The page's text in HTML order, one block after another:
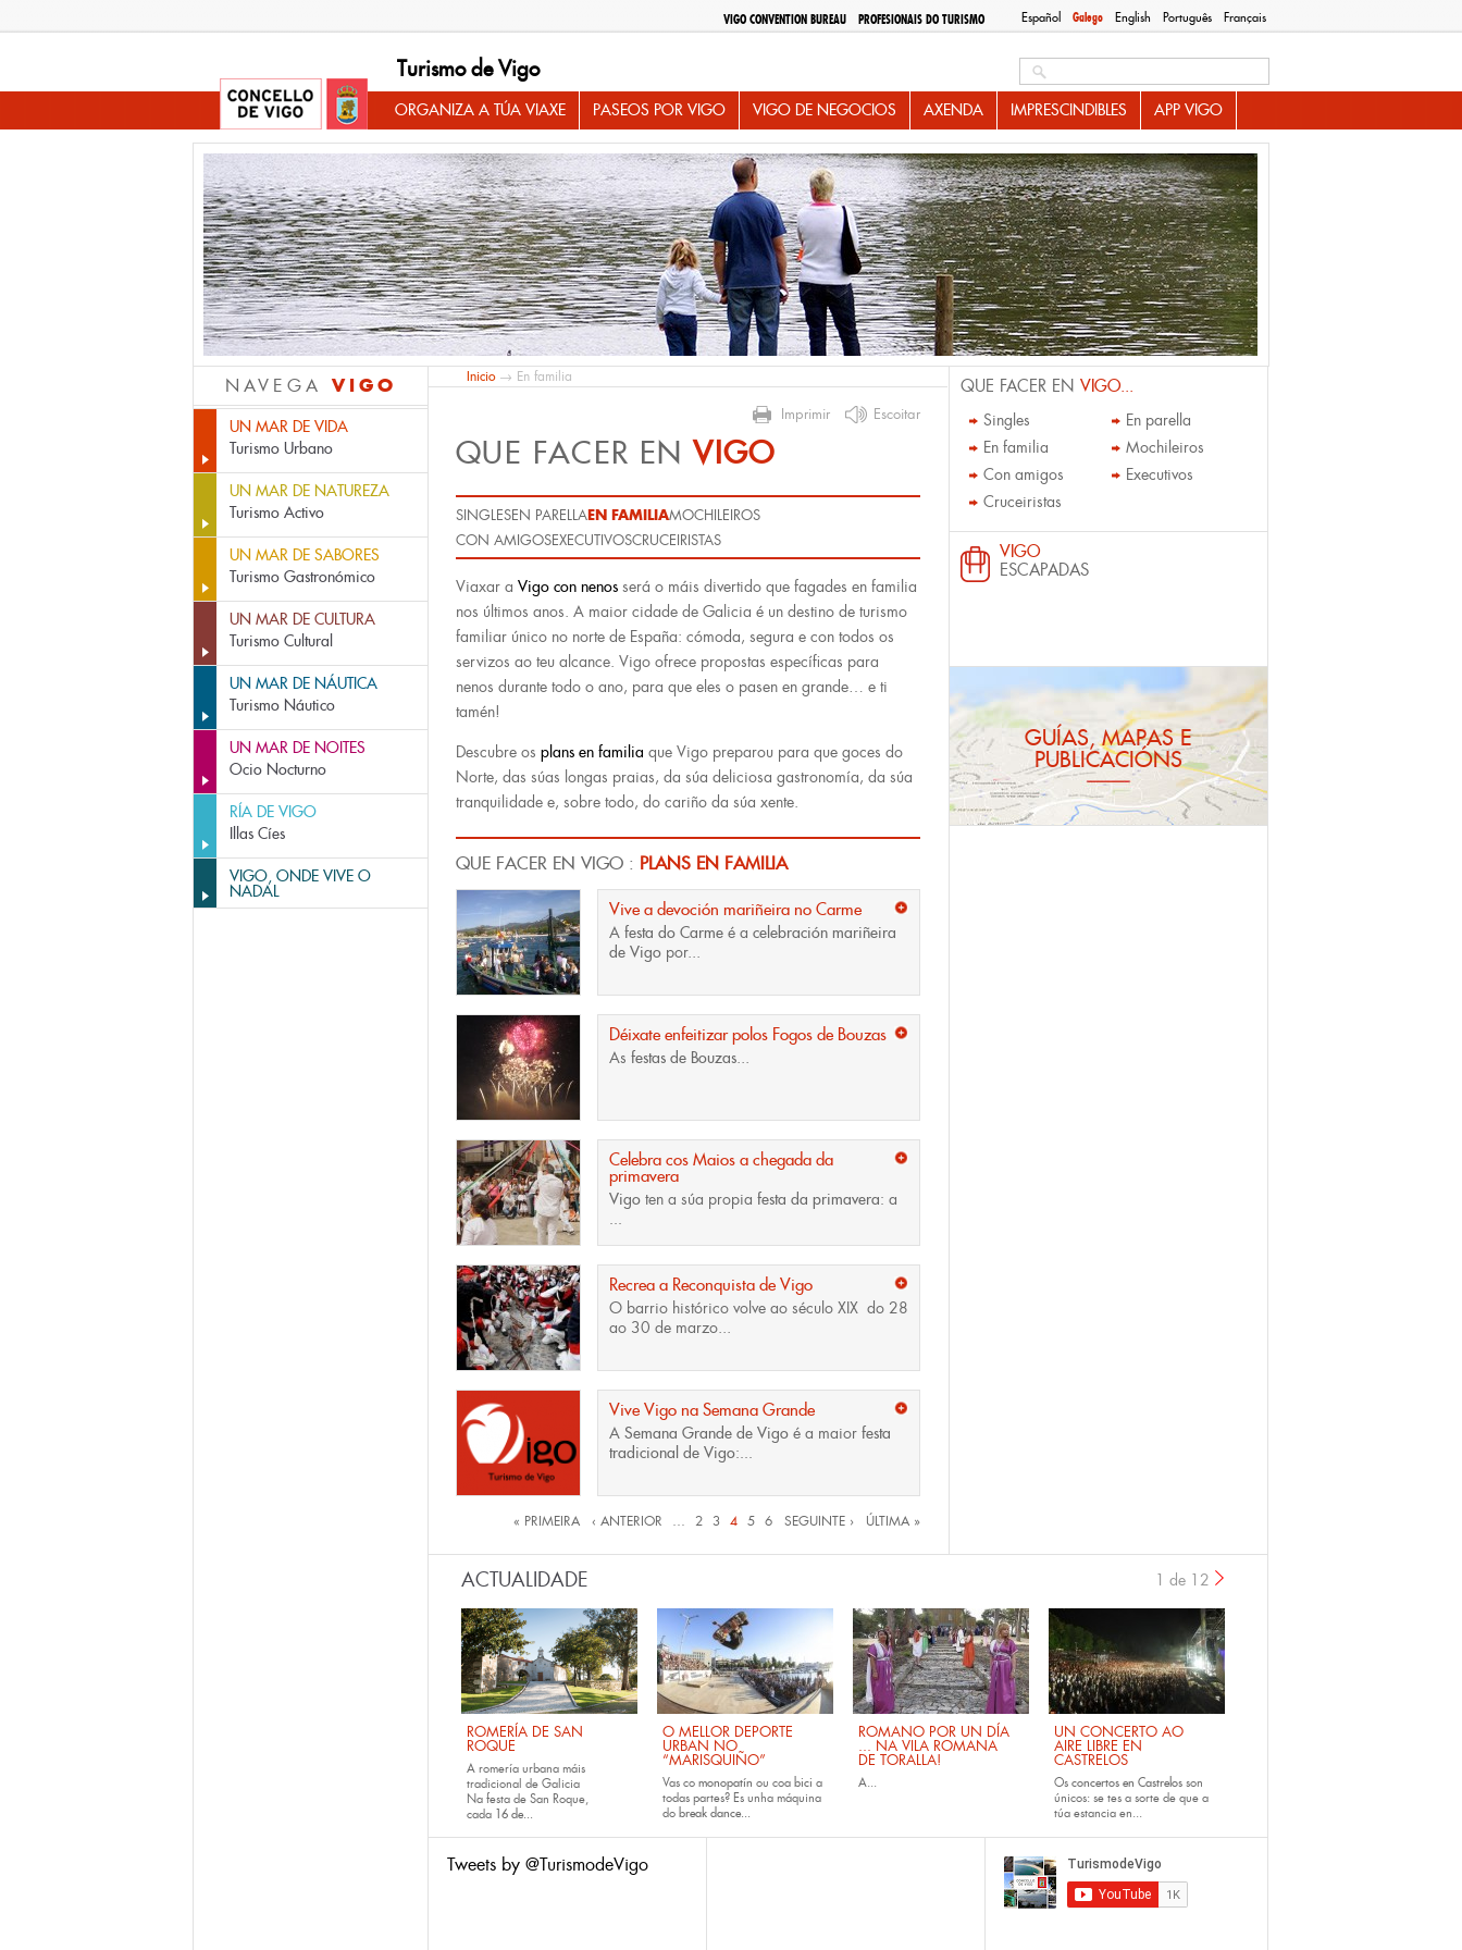
Español Galego English Português Français
VIGO CONVENTION BUREAU PROFESIONAIS DO TURISMO
Turismo de Vigo
ORGANIZA A TÚA VIAXE PASEOS POR VIGO VIGO DE NEGOCIOS AXENDA IMPRESCINDIBLES APP VIGO
NAVEGA VIGO
UN MAR DE VIDA
Turismo Urbano
UN MAR DE NATUREZA
Turismo Activo
UN MAR DE SABORES
Turismo Gastronómico
UN MAR DE CULTURA
Turismo Cultural
UN MAR DE NÁUTICA
Turismo Náutico
UN MAR DE NOITES
Ocio Nocturno
RÍA DE VIGO
Illas Cíes
VIGO, ONDE VIVE O
NADAL
Inicio→ En familia
Imprimir Escoitar
QUE FACER ENVIGO
SINGLESEN PARELLAEN FAMILIAMOCHILEIROS
CON AMIGOSEXECUTIVOSCRUCEIRISTAS
Viaxar a Vigo con nenos será o máis divertido que fagades en familia
nos últimos anos. A maior cidade de Galicia é un destino de turismo
familiar único no norte de España: cómoda, segura e con todos os
servizos ao teu alcance. Vigo ofrece propostas específicas para
nenos durante todo o ano, para que eles o pasen en grande… e ti
tamén!
Descubre os plans en familia que Vigo preparou para que goces do
Norte, das súas longas praias, da súa deliciosa gastronomía, da súa
tranquilidade e, sobre todo, do cariño da súa xente.
QUE FACER EN VIGO : PLANS EN FAMILIA
Vive a devoción mariñeira no Carme
A festa do Carme é a celebración mariñeira
de Vigo por...
Déixate enfeitizar polos Fogos de Bouzas
As festas de Bouzas...
Celebra cos Maios a chegada da
primavera
Vigo ten a súa propia festa da primavera: a
...
Recrea a Reconquista de Vigo
O barrio histórico volve ao século XIX do 28
ao 30 de marzo...
Vive Vigo na Semana Grande
A Semana Grande de Vigo é a maior festa
tradicional de Vigo:...
« PRIMEIRA ‹ ANTERIOR … 2 3 4 5 6 SEGUINTE › ÚLTIMA »
QUE FACER EN VIGO...
Singles
En parella
En familia
Mochileiros
Con amigos
Executivos
Cruceiristas
VIGO
ESCAPADAS
GUÍAS, MAPAS E
PUBLICACIÓNS
ACTUALIDADE
ROMERÍA DE SAN
ROQUE
A romería urbana máis
tradicional de Galicia
Na festa de San Roque,
cada 16 de...
O MELLOR DEPORTE
URBAN NO
“MARISQUIÑO”
Vas co monopatín ou coa bici a
todas partes? Es unha máquina
do break dance...
ROMANO POR UN DÍA
... NA VILA ROMANA
DE TORALLA!
A...
UN CONCERTO AO
AIRE LIBRE EN
CASTRELOS
Os concertos en Castrelos son
únicos: se tes a sorte de que a
túa estancia en...
1 de 12
Tweets by @TurismodeVigo